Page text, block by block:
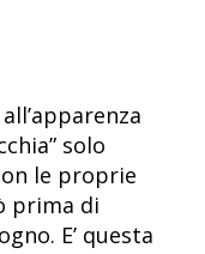
solo
le proprie
prima di
E’ questa